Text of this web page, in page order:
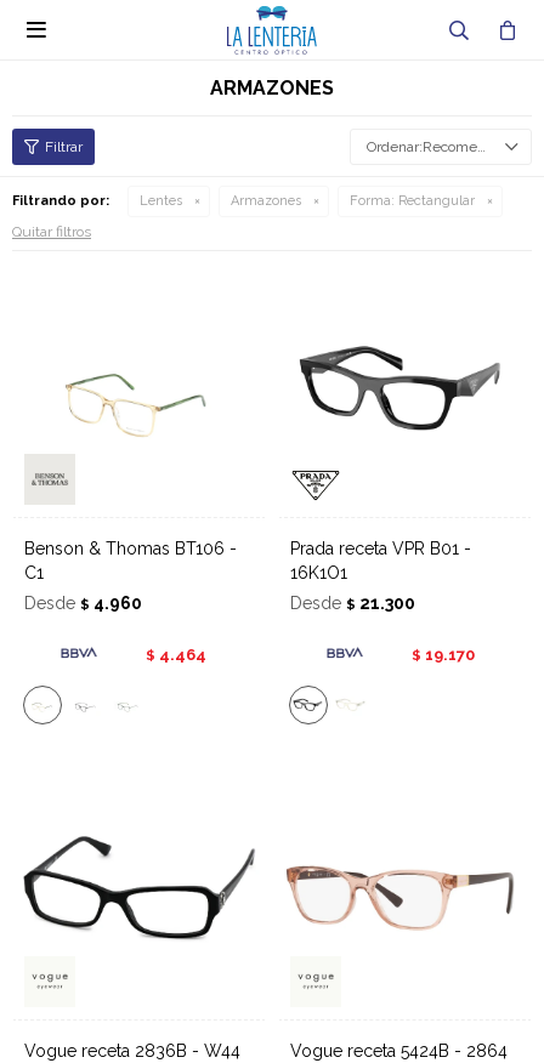

ARMAZONES
Recomendados
Filtrando por: Lentes Armazones Forma: Rectangular
Quitar filtros
Benson & Thomas BT106 -
C1
Desde $ 4.960
$ 4.464
Prada receta VPR B01 -
16K1O1
Desde $ 21.300
$ 19.170
Vogue receta 2836B - W44
Vogue receta 5424B - 2864